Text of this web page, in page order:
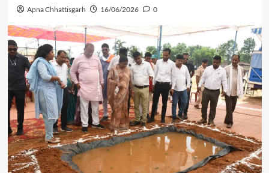
Apna Chhattisgarh 16/06/2026 0